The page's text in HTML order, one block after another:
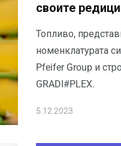
своите редици
Топливо,
номенклатурата
Pfeifer Group и
GRADI#PLEX.
5.12.2023